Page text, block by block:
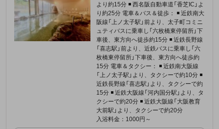
より約15分 ◾️ 西名阪自動車道「香芝IC」よ
り約25分 電車＆バス＆徒歩： ◾️ 近鉄南大
阪線「上ノ太子駅」前より、太子町コミニ
ュティバスに乗車し「六枚橋東停留所」下
車後、東方向へ徒歩約15分 ◾️ 近鉄長野線
「喜志駅」前より、近鉄バスに乗車し「六
枚橋東停留所」下車後、東方向へ徒歩約
15分 電車＆タクシー： ◾️ 近鉄南大阪線
「上ノ太子駅」より、タクシーで約10分 ◾️
近鉄長野線「喜志駅」より、タクシーで約
15分 ◾️ 近鉄大阪線「河内国分駅」より、タ
クシーで約20分 ◾️ 近鉄大阪線「大阪教育
大前駅」より、タクシーで約20分
入浴料金：1000円～